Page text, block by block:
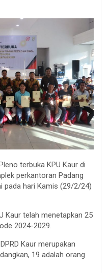
terbuka KPU Kaur di
perkantoran Padang
pada hari Kamis (29/2/24)
Kaur telah menetapkan 25
2024-2029.
Kaur merupakan
19 adalah orang